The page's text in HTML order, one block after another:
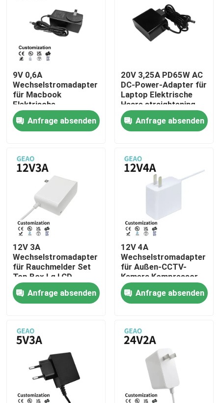
Haus
Über uns
Fabrik-Ausflug
Qualitätskontrolle
Kontaktiere uns
Fordern Sie ein Zitat
Wand-Berg-Stromadapter
Tischplattenstromadapter
9V 0,6A
Wechselstromadapter
für Macbook
Elektrische
Liegestuhlsofas DVD-
CD-Player
Anfrage absenden
20V 3,25A PD65W AC
DC-Power-Adapter für
Laptop Elektrische
Haare straightening
Curling Styling Bürste
Haare straightener
Kamm
Anfrage absenden
12V 3A
Wechselstromadapter
für Rauchmelder Set
Top Box Lg LCD
Monitor Hoverboard
SegwayAnfrage absenden
12V 4A
Wechselstromadapter
für Außen-CCTV-
Kamera Kompressor
für unbemannte
Flugzeuge
Anfrage absenden